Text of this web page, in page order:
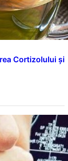
Cortizolului și